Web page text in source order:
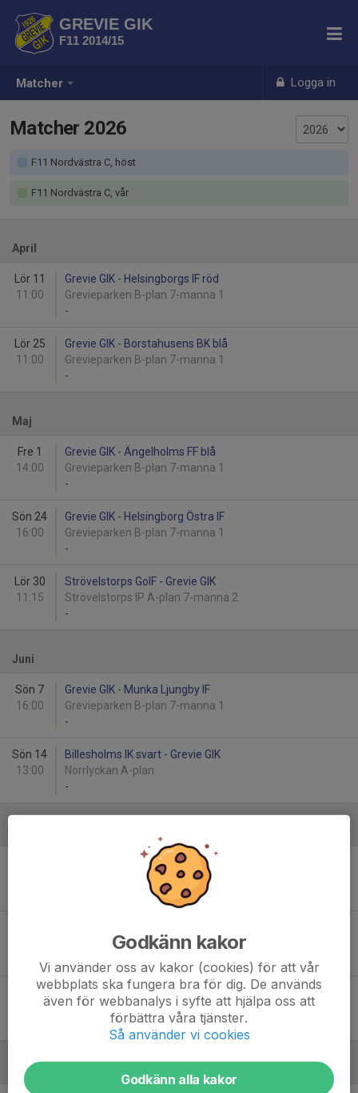
Matcher Logga in
GREVIE GIK
F11 2014/15
Matcher 2026
F11 Nordvästra C, höst
F11 Nordvästra C, vår
April
Lör 11
11:00
Grevie GIK - Helsingborgs IF röd
Grevieparken B-plan 7-manna 1
-
Lör 25
11:00
Grevie GIK - Borstahusens BK blå
Grevieparken B-plan 7-manna 1
-
Maj
Fre 1
14:00
Grevie GIK - Ängelholms FF blå
Grevieparken B-plan 7-manna 1
-
Sön 24
16:00
Grevie GIK - Helsingborg Östra IF
Grevieparken B-plan 7-manna 1
-
Lör 30
11:15
Strövelstorps GoIF - Grevie GIK
Strövelstorps IP A-plan 7-manna 2
-
Juni
Sön 7
16:00
Grevie GIK - Munka Ljungby IF
Grevieparken B-plan 7-manna 1
-
Sön 14
13:00
Billesholms IK svart - Grevie GIK
Norrlyckan A-plan
-
Grevie GIK - Borstahusens BK blå
Grevieparken B-plan 7-manna 2
Bållevi A-plan 7-manna 1
Lör 29
11:00
Grevie GIK - Billesholms IK svart
Grevieparken B-plan 7-manna 2
September
Godkänn kakor
Vi använder oss av kakor (cookies) för att vår
webbplats ska fungera bra för dig. De används
även för webbanalys i syfte att hjälpa oss att
förbättra våra tjänster.
Så använder vi cookies
Godkänn alla kakor